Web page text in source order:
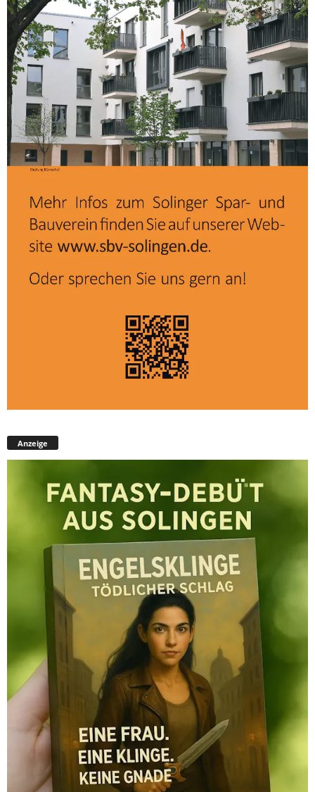
Anzeige